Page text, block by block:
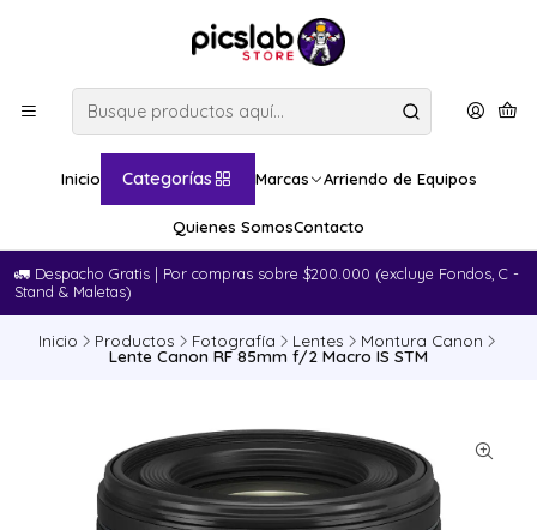
Inicio Categorías Marcas Arriendo de Equipos
Quienes SomosContacto
🚛​ Despacho Gratis | Por compras sobre $200.000 (excluye Fondos, C -
Stand & Maletas)
Inicio Productos Fotografía Lentes Montura Canon
Lente Canon RF 85mm f/2 Macro IS STM